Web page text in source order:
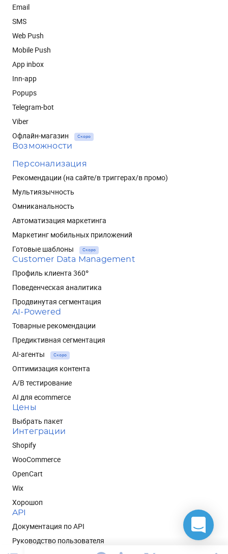
Email
SMS
Web Push
Mobile Push
App inbox
Inn-app
Popups
Telegram-bot
Viber
Офлайн-магазин
Скоро
Возможности
Персонализация
Рекомендации (на сайте/в триггерах/в промо)
Мультиязычность
Омниканальность
Автоматизация маркетинга
Маркетинг мобильных приложений
Готовые шаблоны
Скоро
Customer Data Management
Профиль клиента 360°
Поведенческая аналитика
Продвинутая сегментация
AI-Powered
Товарные рекомендации
Предиктивная сегментация
AI-агенты
Скоро
Оптимизация контента
A/B тестирование
AI для ecommerce
Цены
Выбрать пакет
Интеграции
Shopify
WooCommerce
OpenCart
Wix
Хорошоп
API
Документация по API
Руководство пользователя